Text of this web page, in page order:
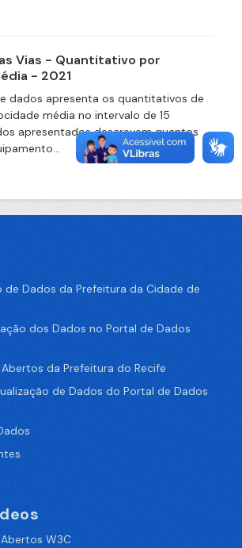
Vias - Quantitativo por
- 2021
dados apresenta os quantitativos de
média no intervalo de 15
apresentados descrevem quantos
de Dados da Prefeitura da Cidade de
dos Dados no Portal de Dados
da Prefeitura do Recife
de Dados do Portal de Dados
W3C